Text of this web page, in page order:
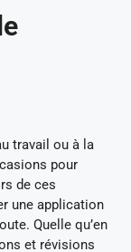
travail ou à la
pour
de ces
une application
Quelle qu’en
et révisions